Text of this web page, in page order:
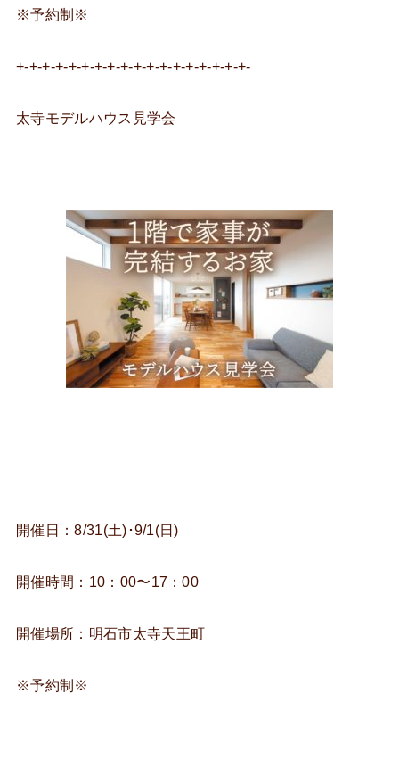
※予約制※
+-+-+-+-+-+-+-+-+-+-+-+-+-+-+-+-+-+-
太寺モデルハウス見学会
開催日：8/31(土)･9/1(日)
開催時間：10：00〜17：00
開催場所：明石市太寺天王町
※予約制※